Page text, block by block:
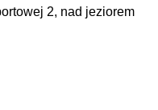
2, nad jeziorem